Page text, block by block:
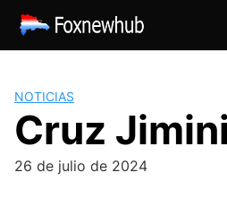
Saltar
contenido
NOTICIAS
Cruz
26 de julio de 2024